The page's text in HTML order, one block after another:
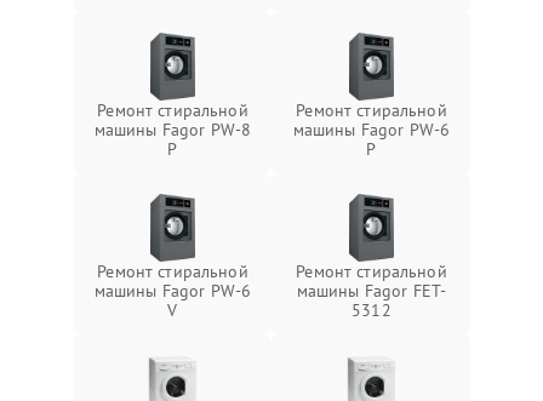
Ремонт стиральной
машины Fagor PW-8
P
Ремонт стиральной
машины Fagor PW-6
P
Ремонт стиральной
машины Fagor PW-6
V
Ремонт стиральной
машины Fagor FET-
5312